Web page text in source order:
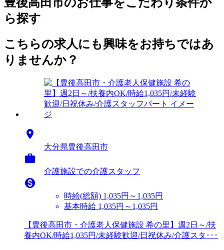
ら探す
こちらの求人にも興味をお持ちではあ
りませんか？

大分県豊後高田市

介護施設での介護スタッフ

時給(総額) 1,035円～1,035円
基本時給 1,035円～1,035円
【豊後高田市・介護老人保健施設 希の里】週2日～/扶
養内OK/時給1,035円/未経験歓迎/日祝休み/介護スタ･･･